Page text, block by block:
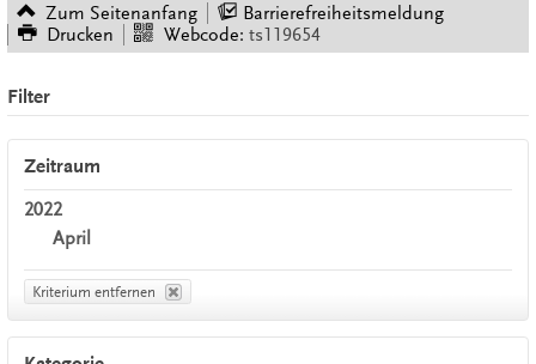
Zum Seitenanfang
Barrierefreiheitsmeldung
Drucken
Webcode: ts119654
Filter
Zeitraum
2022
April
Kriterium entfernen